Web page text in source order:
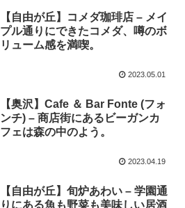
【自由が丘】コメダ珈琲店 – メイ
プル通りにできたコメダ、噂のボ
リューム感を満喫。
2023.05.01
【奥沢】Cafe ＆ Bar Fonte (フォ
ンチ) – 商店街にあるビーガンカ
フェは森の中のよう。
2023.04.19
【自由が丘】旬炉あわい – 学園通
りにある魚も野菜も美味しい居酒